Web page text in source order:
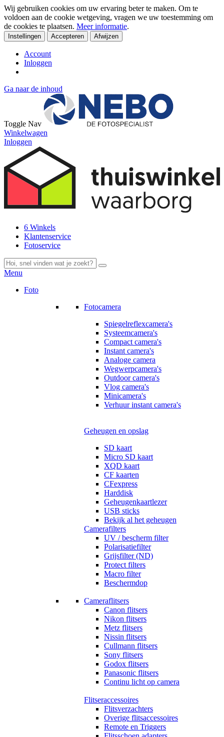
Wij gebruiken cookies om uw ervaring beter te maken. Om te
voldoen aan de cookie wetgeving, vragen we uw toestemming om
de cookies te plaatsen. Meer informatie.
Instellingen Accepteren Afwijzen
Account
Inloggen
Ga naar de inhoud
Toggle Nav
Winkelwagen
Inloggen
6 Winkels
Klantenservice
Fotoservice
Menu
Foto
Fotocamera
Spiegelreflexcamera's
Systeemcamera's
Compact camera's
Instant camera's
Analoge camera
Wegwerpcamera's
Outdoor camera's
Vlog camera's
Minicamera's
Verhuur instant camera's
Geheugen en opslag
SD kaart
Micro SD kaart
XQD kaart
CF kaarten
CFexpress
Harddisk
Geheugenkaartlezer
USB sticks
Bekijk al het geheugen
Camerafilters
UV / bescherm filter
Polarisatiefilter
Grijsfilter (ND)
Protect filters
Macro filter
Beschermdop
Cameraflitsers
Canon flitsers
Nikon flitsers
Metz flitsers
Nissin flitsers
Cullmann flitsers
Sony flitsers
Godox flitsers
Panasonic flitsers
Continu licht op camera
Flitseraccessoires
Flitsverzachters
Overige flitsaccessoires
Remote en Triggers